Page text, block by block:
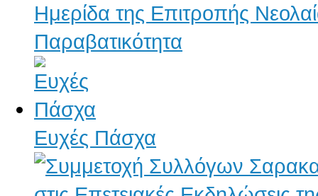
Ημερίδα της Επιτροπής
Παραβατικότητα
Ευχές Πάσχα